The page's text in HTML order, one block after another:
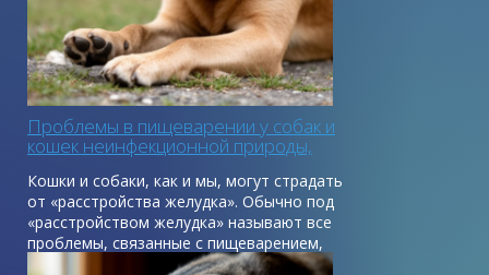
Проблемы в пищеварении у собак и
кошек неинфекционной природы,
первая помощь
Кошки и собаки, как и мы, могут страдать
от «расстройства желудка». Обычно под
«расстройством желудка» называют все
проблемы, связанные с пищеварением,
будь то диарея, рвота или отравление.